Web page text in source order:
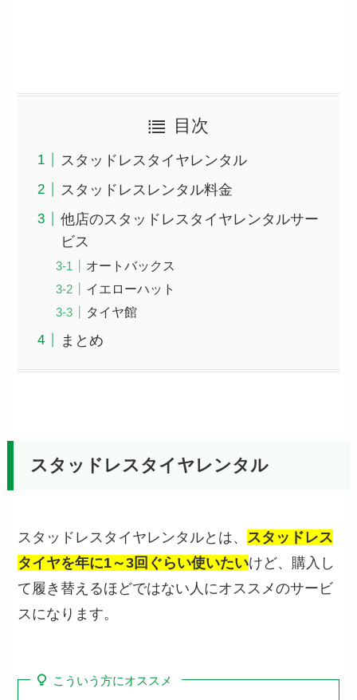
目次
スタッドレスタイヤレンタル
スタッドレスレンタル料金
他店のスタッドレスタイヤレンタルサー
ビス
オートバックス
イエローハット
タイヤ館
まとめ
スタッドレスタイヤレンタル
スタッドレスタイヤレンタルとは、 スタッドレス
タイヤを年に1～3回ぐらい使いたいけど、購入し
て履き替えるほどではない人にオススメのサービ
スになります。
こういう方にオススメ